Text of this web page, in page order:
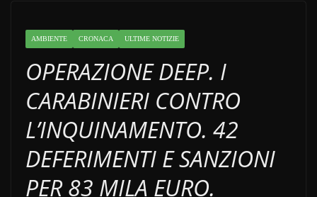
AMBIENTE CRONACA ULTIME NOTIZIE
OPERAZIONE DEEP. I
CARABINIERI CONTRO
L’INQUINAMENTO. 42
DEFERIMENTI E SANZIONI
PER 83 MILA EURO.